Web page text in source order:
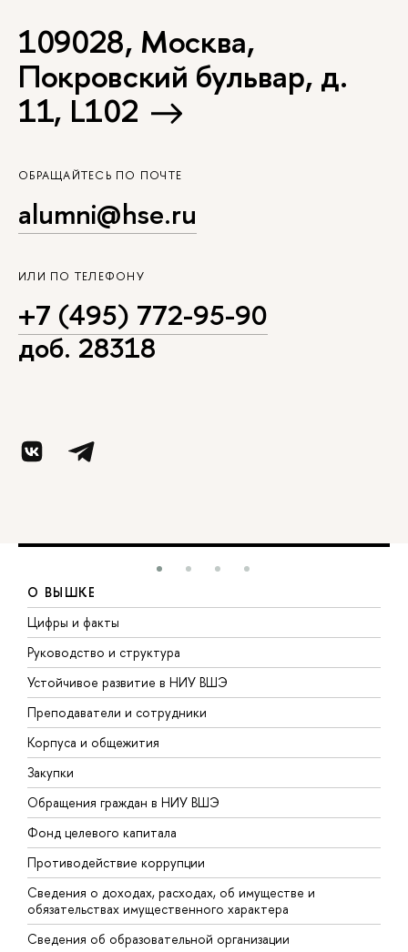
109028, Москва,
Покровский бульвар, д.
11, L102
ОБРАЩАЙТЕСЬ ПО ПОЧТЕ
alumni@hse.ru
ИЛИ ПО ТЕЛЕФОНУ
+7 (495) 772-95-90
доб. 28318
О ВЫШКЕ
Цифры и факты
Руководство и структура
Устойчивое развитие в НИУ ВШЭ
Преподаватели и сотрудники
Корпуса и общежития
Закупки
Обращения граждан в НИУ ВШЭ
Фонд целевого капитала
Противодействие коррупции
Сведения о доходах, расходах, об имуществе и
обязательствах имущественного характера
Сведения об образовательной организации